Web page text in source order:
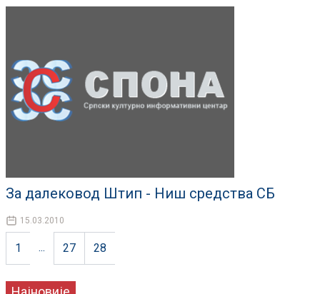
За далековод Штип - Ниш средства СБ
15.03.2010
1 ... 27 28